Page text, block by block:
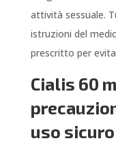
attività sessuale.
istruzioni del
prescritto per
Cialis 60
uso